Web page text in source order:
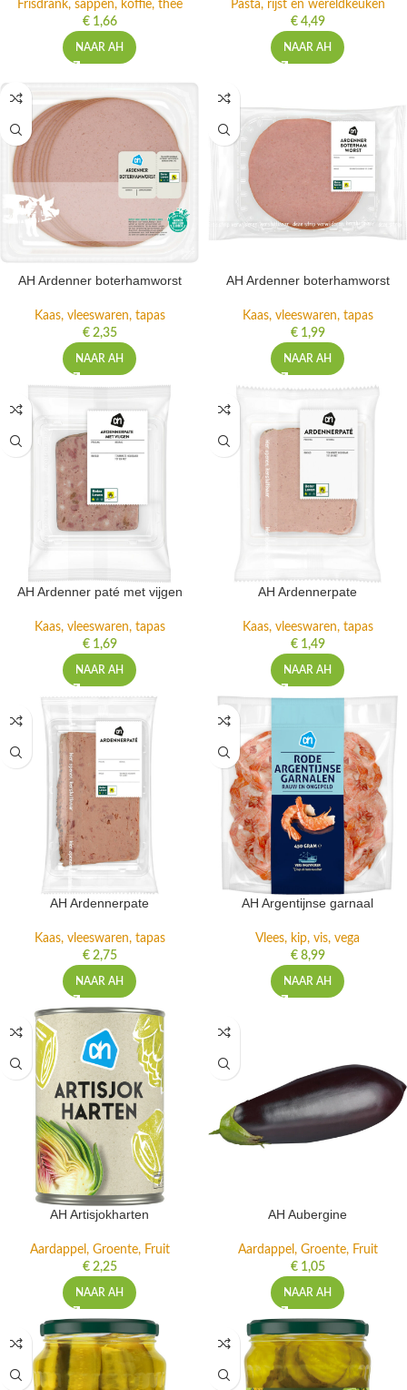
Frisdrank, sappen, koffie, thee
€1,66
NAAR AH
Pasta, rijst en wereldkeuken
€4,49
NAAR AH
AH Ardenner boterhamworst
Kaas, vleeswaren, tapas
€2,35
NAAR AH
AH Ardenner boterhamworst
Kaas, vleeswaren, tapas
€1,99
NAAR AH
AH Ardenner paté met vijgen
Kaas, vleeswaren, tapas
€1,69
NAAR AH
AH Ardennerpate
Kaas, vleeswaren, tapas
€1,49
NAAR AH
AH Ardennerpate
Kaas, vleeswaren, tapas
€2,75
NAAR AH
AH Argentijnse garnaal
Vlees, kip, vis, vega
€8,99
NAAR AH
AH Artisjokharten
Aardappel, Groente, Fruit
€2,25
NAAR AH
AH Aubergine
Aardappel, Groente, Fruit
€1,05
NAAR AH